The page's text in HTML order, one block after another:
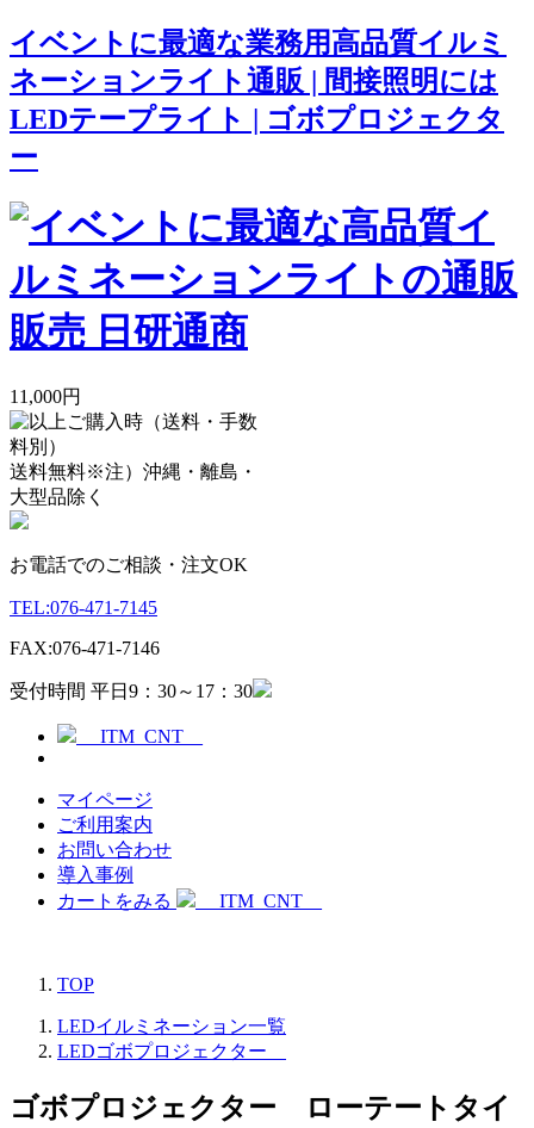
イベントに最適な業務用高品質イルミ
ネーションライト通販 | 間接照明には
LEDテープライト | ゴボプロジェクタ
ー
11,000円
送料無料※注）沖縄・離島・
大型品除く
お電話でのご相談・注文OK
TEL:076-471-7145
FAX:076-471-7146
受付時間 平日9：30～17：30
__ITM_CNT__
マイページ
ご利用案内
お問い合わせ
導入事例
カートをみる
__ITM_CNT__
TOP
LEDイルミネーション一覧
LEDゴボプロジェクター
ゴボプロジェクター ローテートタイ